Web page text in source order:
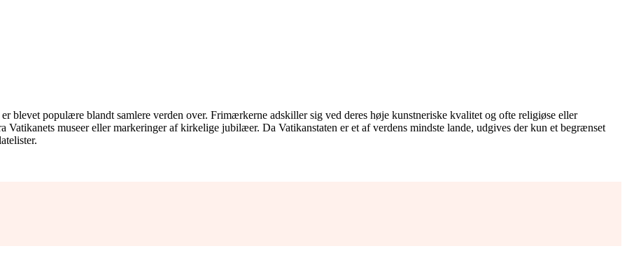
blevet populære blandt samlere verden over. Frimærkerne adskiller sig ved deres høje kunstneriske kvalitet og ofte religiøse eller
museer eller markeringer af kirkelige jubilæer. Da Vatikanstaten er et af verdens mindste lande, udgives der kun et begrænset